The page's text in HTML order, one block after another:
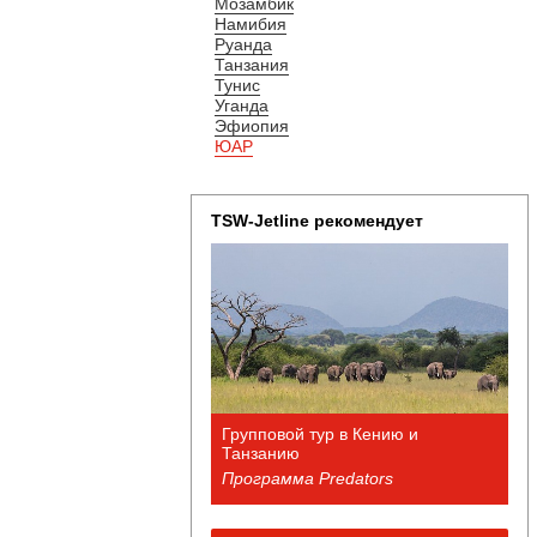
Намибия
Руанда
Танзания
Тунис
Уганда
Эфиопия
ЮАР
TSW-Jetline рекомендует
Групповой тур в Кению и
Танзанию
Программа Predators